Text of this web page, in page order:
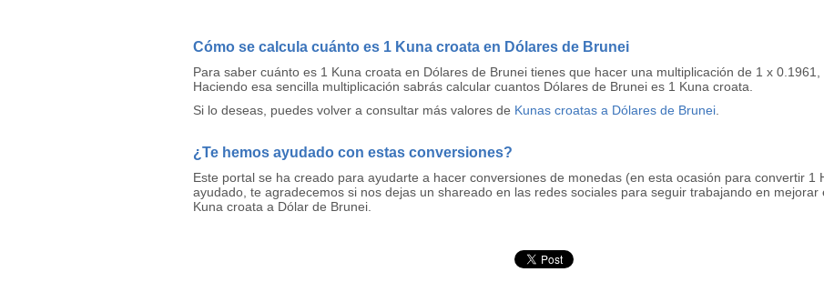
Cómo se calcula cuánto es 1 Kuna croata en Dólares de Brunei
Para saber cuánto es 1 Kuna croata en Dólares de Brunei tienes que hacer una multiplicación de 1 x 0.1961,
Haciendo esa sencilla multiplicación sabrás calcular cuantos Dólares de Brunei es 1 Kuna croata.
Si lo deseas, puedes volver a consultar más valores de Kunas croatas a Dólares de Brunei
¿Te hemos ayudado con estas conversiones?
Este portal se ha creado para ayudarte a hacer conversiones de monedas (en esta ocasión para convertir 1
ayudado, te agradecemos si nos dejas un shareado en las redes sociales para seguir trabajando en
Kuna croata a Dólar de Brunei.